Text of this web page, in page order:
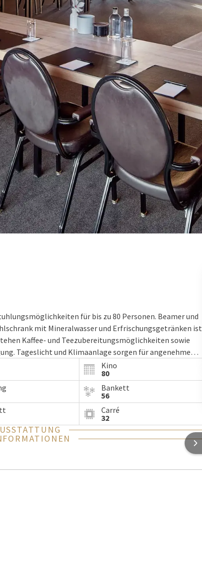
für bis zu 80 Personen. Beamer und
mit Mineralwasser und Erfrischungsgetränken ist
Kaffee- und Teezubereitungsmöglichkeiten sowie
Tageslicht und Klimaanlage sorgen für angenehme
Kino
80
Bankett
56
Carré
32